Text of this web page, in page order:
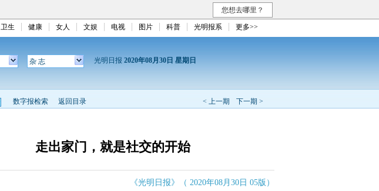
您想去哪里？
卫生 健康 女人 文娱 电视 图片 科普 光明报系 更多>>
杂 志 光明日报 2020年08月30日 星期日
< 上一期 下一期 >
数字报检索 返回目录
走出家门，就是社交的开始
《光明日报》（ 2020年08月30日 05版）